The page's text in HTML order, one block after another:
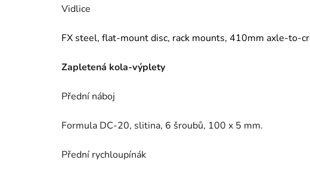
Vidlice
FX steel, flat-mount disc, rack mounts, 410mm axle-to-
Zapletená kola-výplety
Přední náboj
Formula DC-20, slitina, 6 šroubů, 100 x 5 mm.
Přední rychloupínák